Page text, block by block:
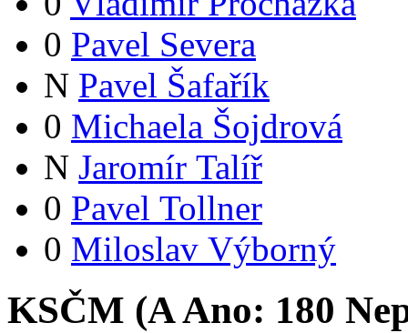
0 Pavel Severa
N Pavel Šafařík
0 Michaela Šojdrová
N Jaromír Talíř
0 Pavel Tollner
0 Miloslav Výborný
KSČM (AAno: 180